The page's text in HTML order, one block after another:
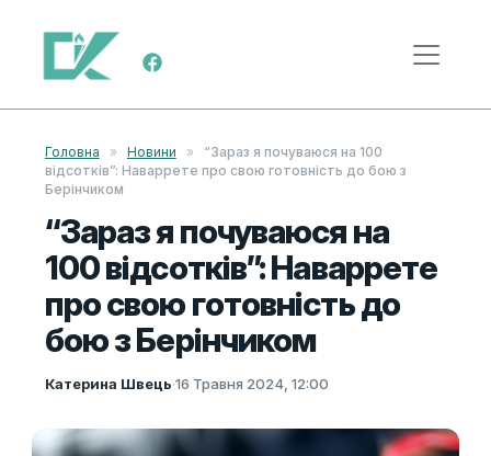
Skip to content
Main Navigation
Головна » Новини »
“Зараз я почуваюся на 100
відсотків”: Наваррете про свою готовність до бою з
Берінчиком
“Зараз я почуваюся на
100 відсотків”: Наваррете
про свою готовність до
бою з Берінчиком
Катерина Швець·16 Травня 2024, 12:00